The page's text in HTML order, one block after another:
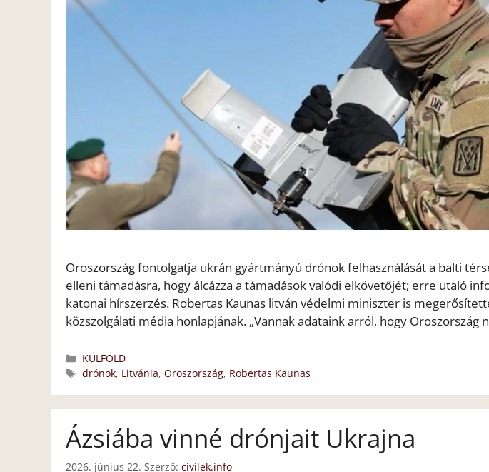
Oroszország fontolgatja ukrán gyártmányú drónok felhasználását a balti
elleni támadásra, hogy álcázza a támadások valódi elkövetőjét; erre utaló
katonai hírszerzés. Robertas Kaunas litván védelmi miniszter is
közszolgálati média honlapjának. „Vannak adataink arról, hogy Oroszország
Kategória
KÜLFÖLD
Címkék
drónok, Litvánia,Oroszország, Robertas Kaunas
Ázsiába vinné drónjait Ukrajna
2026. június 22. Szerző: civilek.info